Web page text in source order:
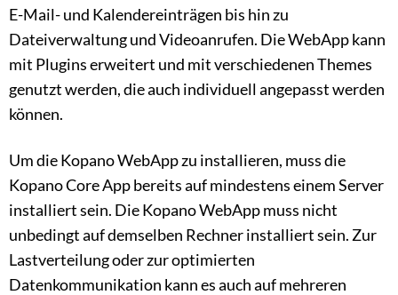
E-Mail- und Kalendereinträgen bis hin zu
Dateiverwaltung und Videoanrufen. Die WebApp kann
mit Plugins erweitert und mit verschiedenen Themes
genutzt werden, die auch individuell angepasst werden
können.
Um die Kopano WebApp zu installieren, muss die
Kopano Core App bereits auf mindestens einem Server
installiert sein. Die Kopano WebApp muss nicht
unbedingt auf demselben Rechner installiert sein. Zur
Lastverteilung oder zur optimierten
Datenkommunikation kann es auch auf mehreren